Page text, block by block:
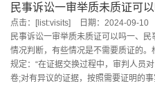
民事诉讼一审举质未质证可
点击：[list:visits]
日期：2024-09-10
民事诉讼一审举质未质证可以吗一、
情况判断，有些情况是不需要质证的
规定：“在证据交换过程中，审判人员
卷;对有异议的证据，按照需要证明的事